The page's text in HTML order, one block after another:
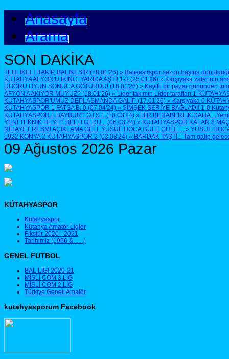
Anasayfa
Arama
SON DAKİKA
TEHLİKELİ RAKİP, BALIKESİR!(28.01'26) » Balıkesirspor sezon başına
KÜTAHYA AFYON'U İKİNCİ YARIDA AŞTI! 1-3 (25.01'26) » Karşıyaka zaferinin
DOĞRU OYUN SONUCA GÖTÜRDÜ! (18.01'26) » Keyifli bir pazar gününden
AFYON'A AKIYOR MUYUZ? (18.01'26) » Lider takımın Lider taraftarı 1-
KÜTAHYASPOR'UMUZ DEPLASMANDA GALİP (17.01'26) » Karşıyaka 0
KÜTAHYASPOR 1 FATSA B. 0 (07.04'24) » ŞİMŞEK SERİYE BAĞLADI! 1-0
KÜTAHYASPOR 1 BAYBURT Ö.İ.S 1 (10.03'24) » BİR BERABERLİK DAHA
YENİ TEKNİK HEYET BELLİ OLDU... (06.03'24) » KÜTAHYASPOR KALAN 8
NİHAYET RESMİ AÇIKLAMA GELİ, YUSUF HOCA GÜLE GÜLE ... » YUSUF
1922 KONYA 2 KÜTAHYASPOR 2 (03.03'24) » BARDAK TAŞTI... Tam galip
09 Ağustos 2026 Pazar
KÜTAHYASPOR
Kütahyaspor
Kütahya Amatör Ligler
Fikstür 2020 - 2021
Tarihimiz (1966 &. . . .)
GENEL FUTBOL
BAL LİGİ 2020-21
MİSLİ COM 3.LİG
MİSLİ COM 2.LİG
Türkiye Geneli Amatör
kutahyasporum Facebook